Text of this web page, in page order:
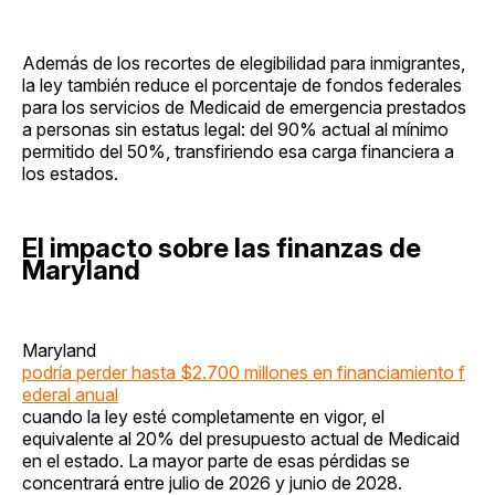
Además de los recortes de elegibilidad para inmigrantes,
la ley también reduce el porcentaje de fondos federales
para los servicios de Medicaid de emergencia prestados
a personas sin estatus legal: del 90% actual al mínimo
permitido del 50%, transfiriendo esa carga financiera a
los estados.
El impacto sobre las finanzas de
Maryland
Maryland
podría perder hasta $2.700 millones en financiamiento f
ederal anual
cuando la ley esté completamente en vigor, el
equivalente al 20% del presupuesto actual de Medicaid
en el estado. La mayor parte de esas pérdidas se
concentrará entre julio de 2026 y junio de 2028.